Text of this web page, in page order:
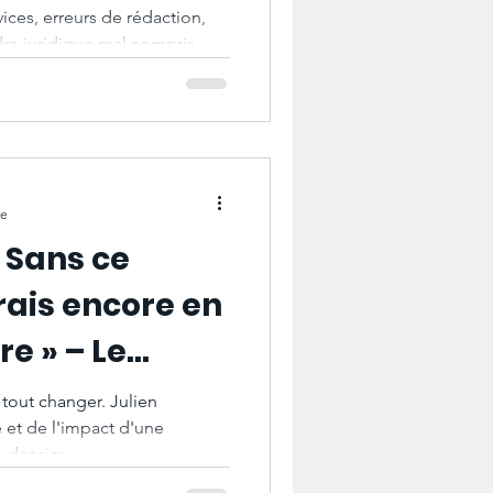
erreurs de rédaction,
juridique mal compris
à adopter, l’art de la
public pour transformer
Sans ce
encore en
» – Le
Julien
changer. Julien
et de l'impact d'une
dossier.